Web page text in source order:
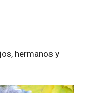
hermanos y